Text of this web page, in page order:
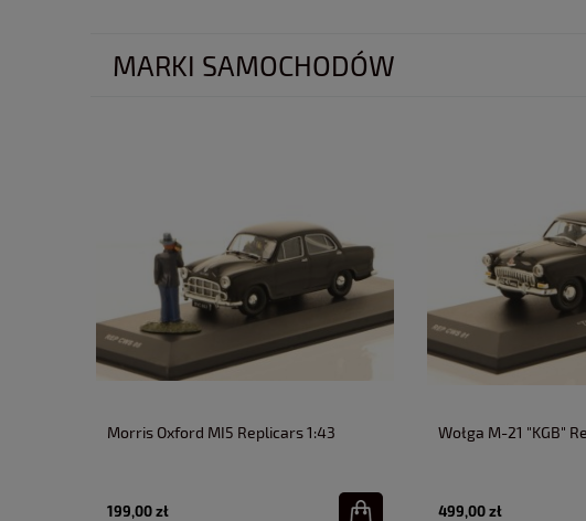
MARKI SAMOCHODÓW
Morris Oxford MI5 Replicars 1:43
199,00 zł
Wołga M-21 "KGB"
499,00 zł